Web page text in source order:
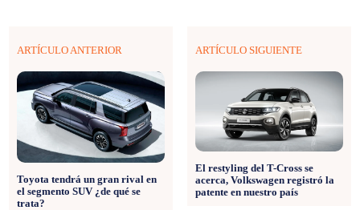
ARTÍCULO ANTERIOR
Toyota tendrá un gran rival en
el segmento SUV ¿de qué se
trata?
ARTÍCULO SIGUIENTE
El restyling del T-Cross se
acerca, Volkswagen registró la
patente en nuestro país